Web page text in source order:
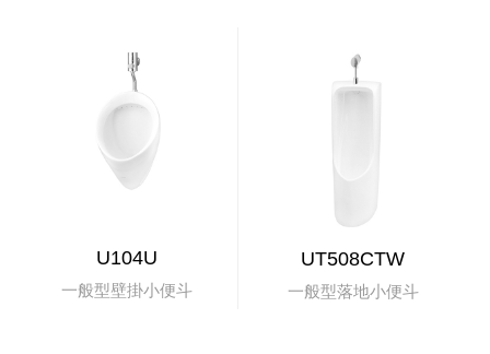
U104U
一般型壁掛小便斗
UT508CTW
一般型落地小便斗